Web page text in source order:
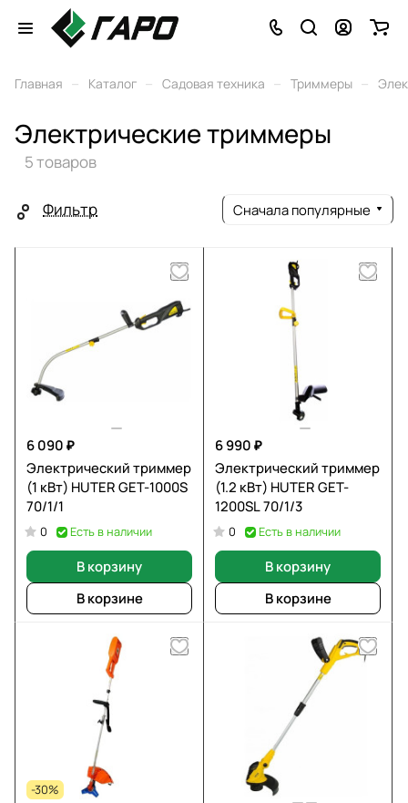
Главная – Каталог – Садовая техника – Триммеры –
Электрические триммеры
5 товаров
Фильтр Сначала популярные
6 090 ₽
Электрический триммер
(1 кВт) HUTER GET-1000S
70/1/1
0 Есть в наличии
В корзину
В корзине
6 990 ₽
Электрический триммер
(1.2 кВт) HUTER GET-
1200SL 70/1/3
0 Есть в наличии
В корзину
В корзине
-30%